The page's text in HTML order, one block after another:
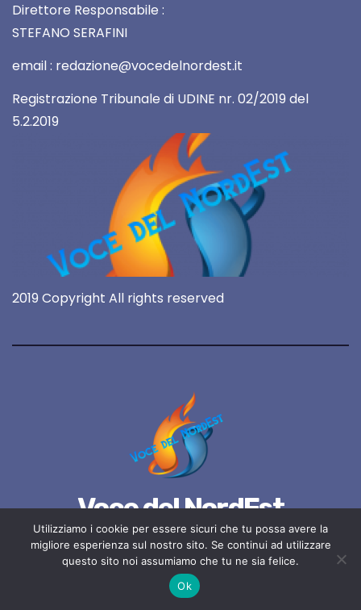
Direttore Responsabile :
STEFANO SERAFINI
email : redazione@vocedelnordest.it
Registrazione Tribunale di UDINE nr. 02/2019 del
5.2.2019
2019 Copyright All rights reserved
Voce del NordEst
online 24/7
Utilizziamo i cookie per essere sicuri che tu possa avere la
migliore esperienza sul nostro sito. Se continui ad utilizzare
questo sito noi assumiamo che tu ne sia felice.
Ok